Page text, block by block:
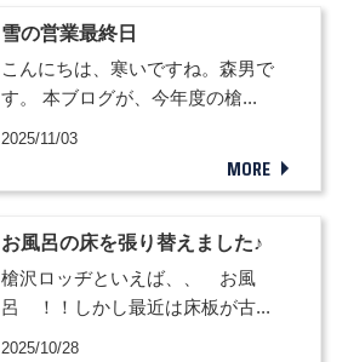
雪の営業最終日
こんにちは、寒いですね。森男で
す。 本ブログが、今年度の槍...
2025/11/03
MORE
お風呂の床を張り替えました♪
槍沢ロッヂといえば、、 お風
呂 ！！しかし最近は床板が古...
2025/10/28